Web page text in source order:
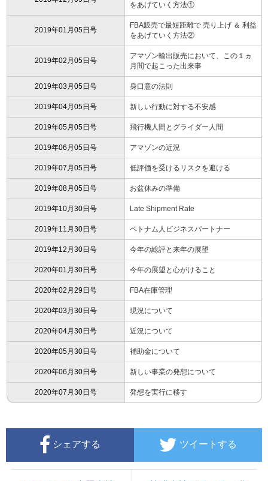
をあげていく方法①
2019年01月05日号
FBA販売で最短距離で 売り上げ ＆ 利益
をあげていく方法②
2019年02月05日号
アマゾン輸出販売において、この１ヵ
月間で起こった出来事
2019年03月05日号 身口意の法則
2019年04月05日号 新しい行動に対する不安感
2019年05月05日号 飛行機人間とグライダー人間
2019年06月05日号 アマゾンの近況
2019年07月05日号 低評価を受けるリスクを避ける
2019年08月05日号 お盆休みの準備
2019年10月30日号 Late Shipment Rate
2019年11月30日号 ベトナム人ビジネスパートナー
2019年12月30日号 今年の総評と来年の展望
2020年01月30日号 今年の展望と心がけること
2020年02月29日号 FBA在庫管理
2020年03月30日号 現況について
2020年04月30日号 近況について
2020年05月30日号 補助金について
2020年06月30日号 新しい事業の発想について
2020年07月30日号 発想を実行に移す
シェアする ツイートする